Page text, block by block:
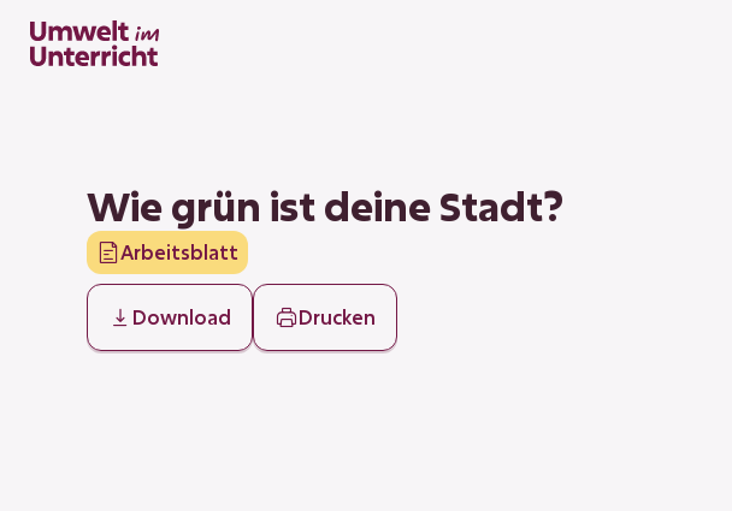
Inhalt
springen
Wie grün ist deine Stadt?
Arbeitsblatt
Download Drucken